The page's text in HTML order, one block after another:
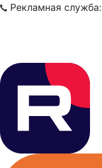
Рекламная служба: